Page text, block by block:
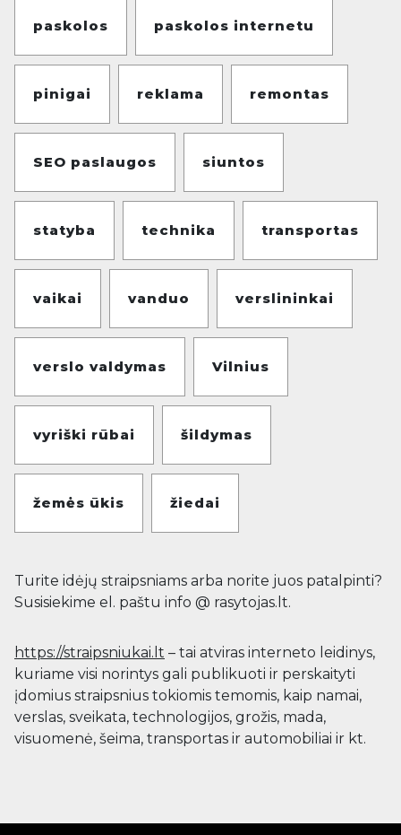
paskolos paskolos internetu
pinigai reklama remontas
SEO paslaugos siuntos
statyba technika transportas
vaikai vanduo verslininkai
verslo valdymas Vilnius
vyriški rūbai šildymas
žemės ūkis žiedai
Turite idėjų straipsniams arba norite juos patalpinti?
Susisiekime el. paštu info @ rasytojas.lt.
https://straipsniukai.lt – tai atviras interneto leidinys,
kuriame visi norintys gali publikuoti ir perskaityti
įdomius straipsnius tokiomis temomis, kaip namai,
verslas, sveikata, technologijos, grožis, mada,
visuomenė, šeima, transportas ir automobiliai ir kt.